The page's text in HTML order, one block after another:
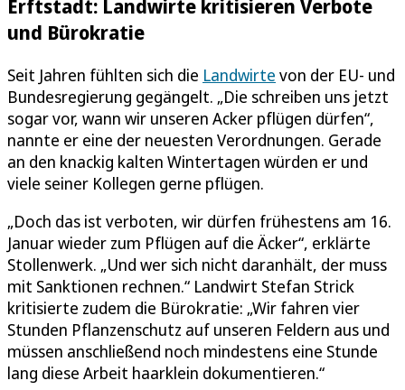
Erftstadt: Landwirte kritisieren Verbote
und Bürokratie
Seit Jahren fühlten sich die Landwirte von der EU- und
Bundesregierung gegängelt. „Die schreiben uns jetzt
sogar vor, wann wir unseren Acker pflügen dürfen“,
nannte er eine der neuesten Verordnungen. Gerade
an den knackig kalten Wintertagen würden er und
viele seiner Kollegen gerne pflügen.
„Doch das ist verboten, wir dürfen frühestens am 16.
Januar wieder zum Pflügen auf die Äcker“, erklärte
Stollenwerk. „Und wer sich nicht daranhält, der muss
mit Sanktionen rechnen.“ Landwirt Stefan Strick
kritisierte zudem die Bürokratie: „Wir fahren vier
Stunden Pflanzenschutz auf unseren Feldern aus und
müssen anschließend noch mindestens eine Stunde
lang diese Arbeit haarklein dokumentieren.“